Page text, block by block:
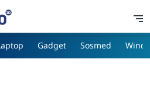
Gadget Sosmed